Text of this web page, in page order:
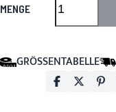
MENGE
GRÖSSENTABELLE